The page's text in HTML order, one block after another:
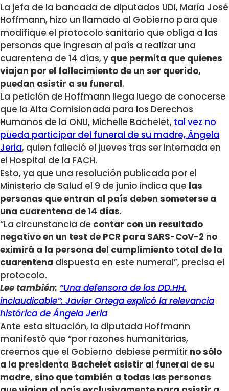
La jefa de la bancada de diputados UDI, María José
Hoffmann, hizo un llamado al Gobierno para que
modifique el protocolo sanitario que obliga a las
personas que ingresan al país a realizar una
cuarentena de 14 días, y que permita que quienes
viajan por el fallecimiento de un ser querido,
puedan asistir a su funeral.
La petición de Hoffmann llega luego de conocerse
que la Alta Comisionada para los Derechos
Humanos de la ONU, Michelle Bachelet, tal vez no
pueda participar del funeral de su madre, Ángela
Jeria, quien falleció el jueves tras ser internada en
el Hospital de la FACH.
Esto, ya que una resolución publicada por el
Ministerio de Salud el 9 de junio indica que las
personas que entran al país deben someterse a
una cuarentena de 14 días.
“La circunstancia de contar con un resultado
negativo en un test de PCR para SARS-CoV-2 no
eximirá a la persona del cumplimiento total de la
cuarentena dispuesta en este numeral”, precisa el
protocolo.
Lee también: “Una defensora de los DD.HH.
inclaudicable”: Javier Ortega explicó la relevancia
histórica de Ángela Jeria
Ante esta situación, la diputada Hoffmann
manifestó que “por razones humanitarias,
creemos que el Gobierno debiese permitir no sólo
a la presidenta Bachelet asistir al funeral de su
madre, sino que también a todas las personas